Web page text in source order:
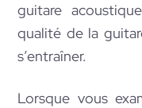
guitare
qualité de la
s’entraîner.
Lorsque vous